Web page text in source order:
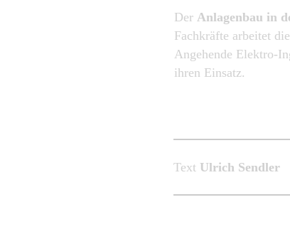
DerAnlagenbau in
Fachkräfte arbeitet
Angehende Elektro-
ihren Einsatz.
Text Ulrich Sendler